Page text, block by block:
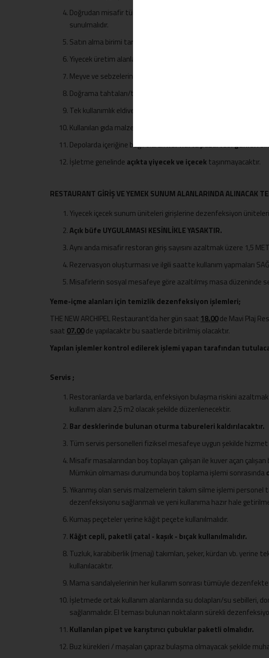
Doğrudan misafir tüketimine/kullanımına sunulacak ürünler
sunulmalıdır.
Satın alma birimi tarafından yapılan alımlar öncelikle onaylı
Yiyecek üretim alanlarına gıda güvenliği ekibi onayı dışında
Meyve ve sebzelerin dezenfeksiyonu yapılmalı ve yapılan işlemler
Doğrama tahtaları/tezgâhları ile bıçak ve diğer aletler çiğˆ ve
Tek kullanımlık eldivenlerin hangi alanlarda kullanılması
Kullanılan gıda malzeme, ekipman ve makineleri her kullanım
Depolarda içeriğine bağlı olarakher hafta pazartesi günleri
İşletme genelinde açıkta yiyecek ve içecek taşınmayacaktır.
RESTAURANT GİRİŞ VE YEMEK SUNUM ALANLARINDA ALINACAK
Yiyecek içecek sunum üniteleri girişlerine dezenfeksiyon üniteleri
Açık büfe UYGULAMASI KESİNLİKLE YASAKTIR.
Aynı anda misafir restoran giriş sayısını azaltmak üzere 1,5
Rezervasyon oluşturması ve ilgili saatte kullanım yapmaları
Misafirlerin sosyal mesafeye göre azaltılmış masa düzeninde
Yeme-içme alanları için temizlik dezenfeksiyon işlemleri;
THE NEW ARCHIPEL Restaurant’da her gün saat 18.00de Mavi Plaj
saat 07.00de yapılacaktır bu saatlerde bitirilmiş olacaktır.
Yapılan işlemler kontrol edilerek işlemi yapan tarafından
Servis ;
Restoranlarda ve barlarda, enfeksiyon bulaşma riskini
kullanım alanı 2,5 m2 olacak şekilde düzenlenecektir.
Bar desklerinde bulunan oturma tabureleri kaldırılacaktır.
Tüm servis personelleri fiziksel mesafeye uygun şekilde hizmet
Misafir masalarından boş toplayan çalışan ile kuver açan çalışan
Mümkün olmaması durumunda boş toplama işlemi sonrasında
Yıkanmış olan servis malzemelerin takım silme işlemi personel
dezenfeksiyonu sağlanmalı ve yeni kullanıma hazır hale
Kumaş peçeteler yerine kâğıt peçete kullanılmalıdır.
Kâğıt cepli, paketli çatal - kaşık - bıçak kullanılmalıdır.
Tuzluk, karabiberlik (menaj) takımları, şeker, kürdan vb. yerine
kullanılacaktır.
Mama sandalyelerinin her kullanım sonrası tümüyle
İşletmede ortak kullanım alanlarında su dolapları/su sebilleri,
sağlanmalıdır. El teması bulunan noktaların sürekli
Kullanılan pipet ve karıştırıcı çubuklar paketli olmalıdır.
Buz kürekleri / maşaları çapraz bulaşma olmayacak şekilde